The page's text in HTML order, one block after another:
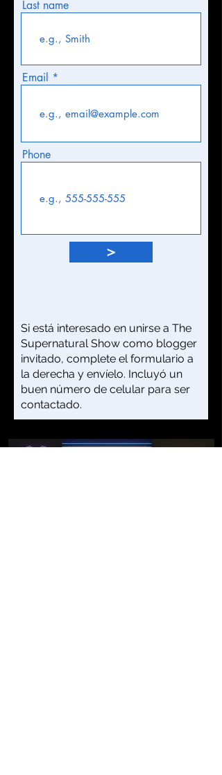
Last name
Email
Phone
>
Si está interesado en unirse a The
Supernatural Show como blogger
invitado, complete el formulario a
la derecha y envíelo. Incluyó un
buen número de celular para ser
contactado.